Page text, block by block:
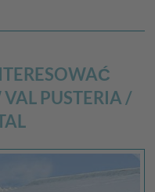
PUSTERIA /